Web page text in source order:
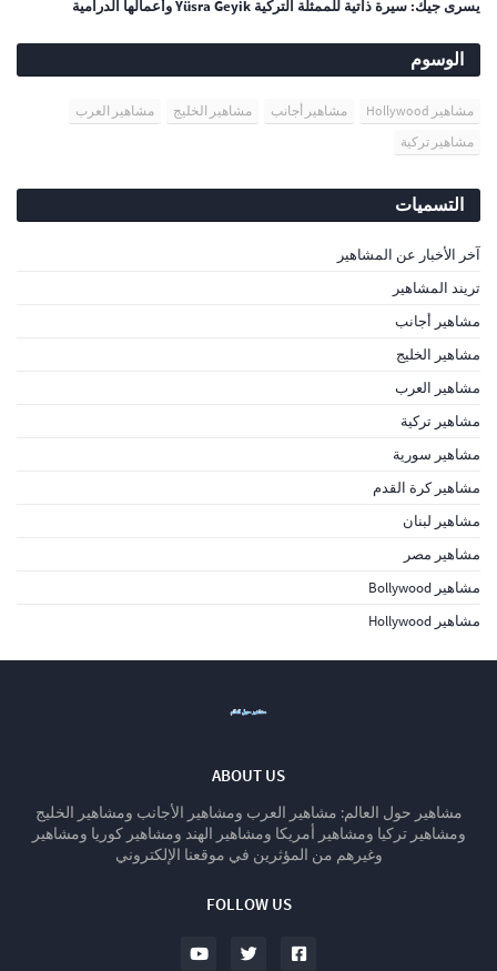
يسرى جيك: سيرة ذاتية للممثلة التركية Yüsra Geyik وأعمالها الدرامية
الوسوم
مشاهير Hollywood مشاهير أجانب مشاهير الخليج
مشاهير العرب
مشاهير تركية
التسميات
آخر الأخبار عن المشاهير
تريند المشاهير
مشاهير أجانب
مشاهير الخليج
مشاهير العرب
مشاهير تركية
مشاهير سورية
مشاهير كرة القدم
مشاهير لبنان
مشاهير مصر
مشاهير Bollywood
مشاهير Hollywood
ABOUT US
مشاهير حول العالم: مشاهير العرب ومشاهير الأجانب ومشاهير الخليج
ومشاهير تركيا ومشاهير أمريكا ومشاهير الهند ومشاهير كوريا ومشاهير
وغيرهم من المؤثرين في موقعنا الإلكتروني
FOLLOW US